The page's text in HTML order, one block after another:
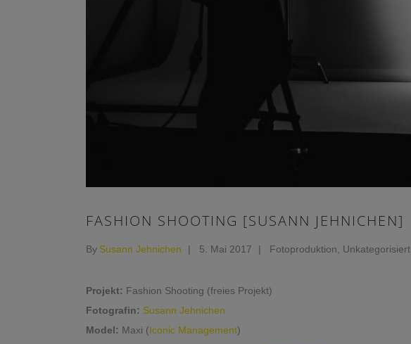
FASHION SHOOTING [SUSANN JEHNICHEN]
By Susann Jehnichen 5. Mai 2017 Fotoproduktion Unkategorisiert
Projekt: Fashion Shooting (freies Projekt)
Fotografin: Susann Jehnichen
Model: Maxi (Iconic Management)